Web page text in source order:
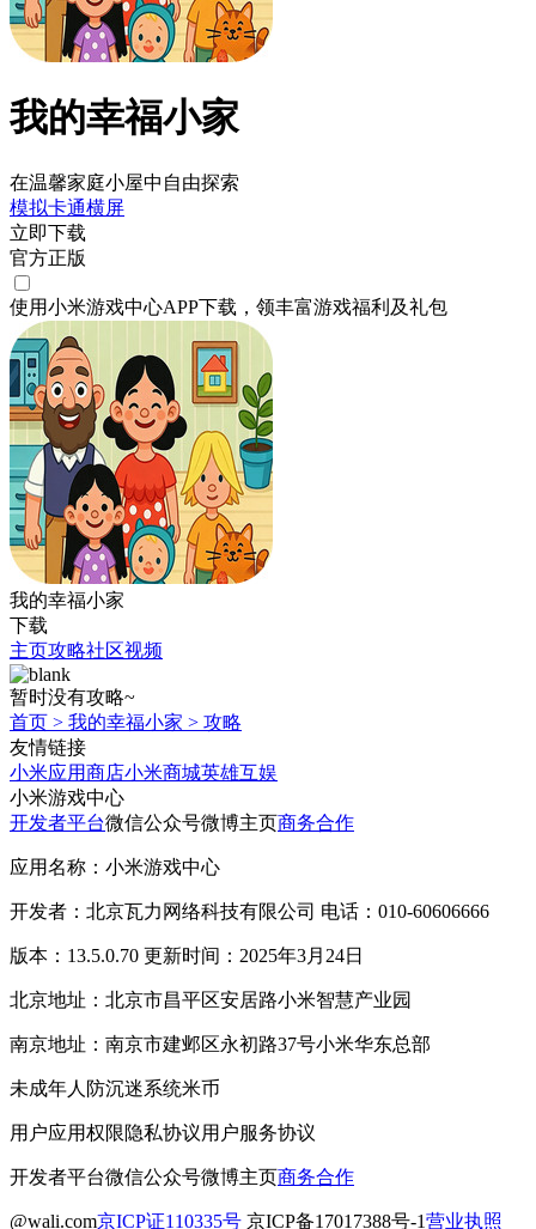
我的幸福小家
在温馨家庭小屋中自由探索
模拟卡通横屏
立即下载
官方正版
使用小米游戏中心APP下载 ，领丰富游戏福利 及礼包
我的幸福小家
下载
主页攻略社区视频
暂时没有攻略~
首页 > 我的幸福小家 > 攻略
友情链接
小米应用商店小米商城英雄互娱
小米游戏中心
开发者平台微信公众号微博主页商务合作
应用名称：小米游戏中心
开发者：北京瓦力网络科技有限公司 电话：010-60606666
版本：13.5.0.70 更新时间：2025年3月24日
北京地址：北京市昌平区安居路小米智慧产业园
南京地址：南京市建邺区永初路37号小米华东总部
未成年人防沉迷系统米币
用户应用权限隐私协议用户服务协议
开发者平台微信公众号微博主页商务合作
@wali.com京ICP证110335号 京ICP备17017388号-1营业执照